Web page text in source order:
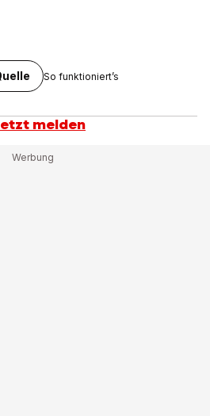
So funktioniert’s
melden